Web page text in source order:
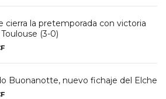
cierra la pretemporada con victoria
(3-0)
Buonanotte, nuevo fichaje del Elche